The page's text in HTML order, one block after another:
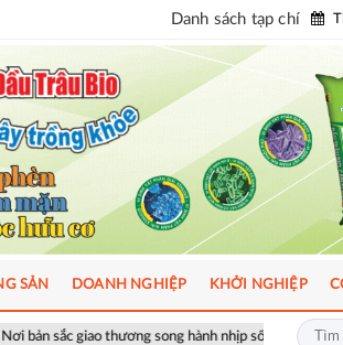
Danh sách tạp chí
song hành nhịp sống toàn cầu ICFM
SẢN DOANH NGHIỆP KHỞI NGHIỆP